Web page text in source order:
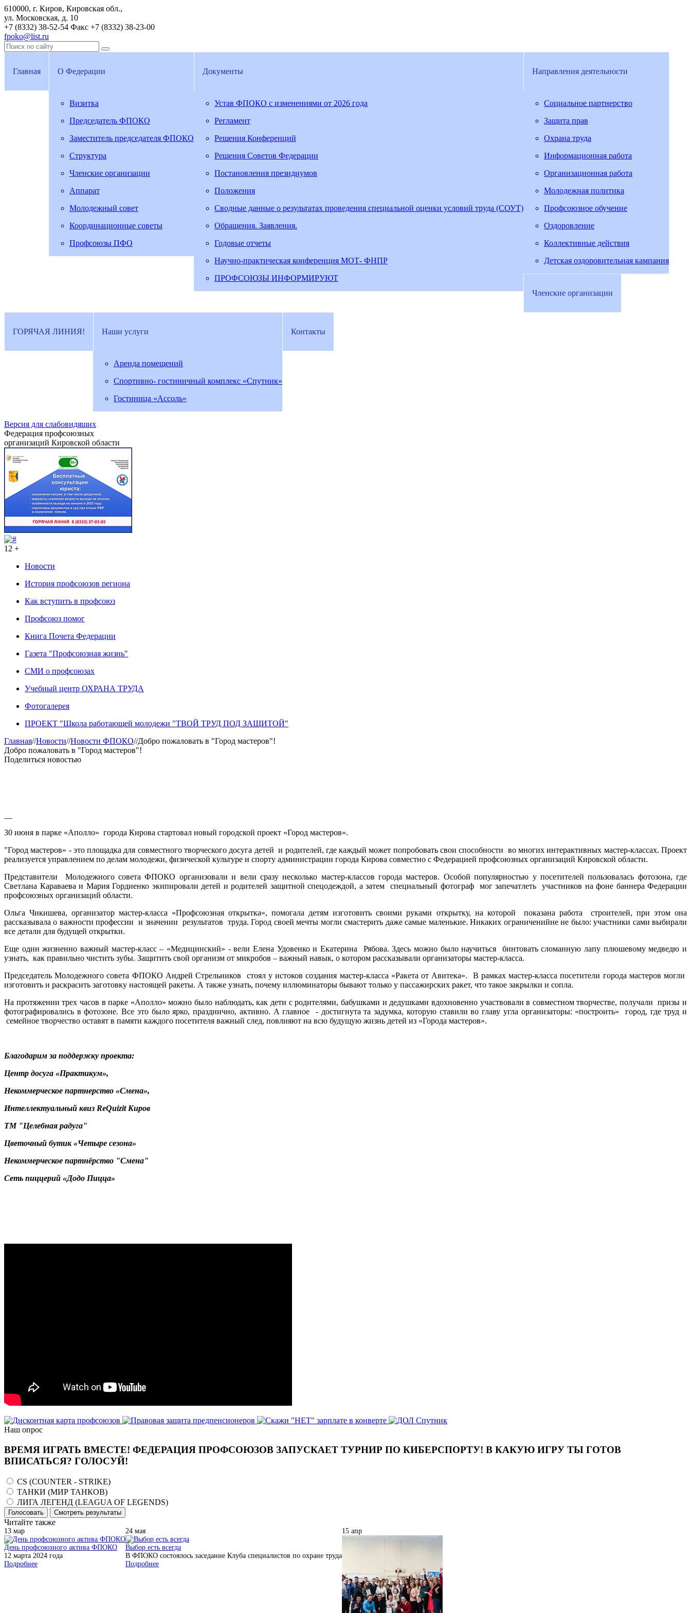
610000, г. Киров, Кировская обл.,
ул. Московская, д. 10
+7 (8332) 38-52-54 Факс +7 (8332) 38-23-00
fpoko@list.ru
Главная О Федерации
Визитка
Председатель ФПОКО
Заместитель председателя ФПОКО
Структура
Членские организации
Аппарат
Молодежный совет
Координационные советы
Профсоюзы ПФО
Документы
Устав ФПОКО с изменениями от 2026 года
Регламент
Решения Конференций
Решения Советов Федерации
Постановления президиумов
Положения
Сводные данные о результатах проведения специальной оценки условий труда (СОУТ)
Обращения. Заявления.
Годовые отчеты
Научно-практическая конференция МОТ- ФНПР
ПРОФСОЮЗЫ ИНФОРМИРУЮТ
Направления деятельности
Социальное партнерство
Защита прав
Охрана труда
Информационная работа
Организационная работа
Молодежная политика
Профсоюзное обучение
Оздоровление
Коллективные действия
Детская оздоровительная кампания
Членские организации
ГОРЯЧАЯ ЛИНИЯ! Наши услуги
Аренда помещений
Спортивно- гостиничный комплекс «Спутник»
Гостиница «Ассоль»
Контакты
Версия для слабовидящих
Федерация профсоюзных
организаций Кировской области
12 +
Новости
История профсоюзов региона
Как вступить в профсоюз
Профсоюз помог
Книга Почета Федерации
Газета "Профсоюзная жизнь"
СМИ о профсоюзах
Учебный центр ОХРАНА ТРУДА
Фотогалерея
ПРОЕКТ "Школа работающей молодежи "ТВОЙ ТРУД ПОД ЗАЩИТОЙ"
Главная//Новости//Новости ФПОКО//Добро пожаловать в "Город мастеров"!
Добро пожаловать в "Город мастеров"!
Поделиться новостью
30 июня в парке «Аполло» города Кирова стартовал новый городской проект «Город мастеров».
"Город мастеров» - это площадка для совместного творческого досуга детей и родителей, где каждый может попробовать свои способности во многих интерактивных мастер-классах. Проект
реализуется управлением по делам молодежи, физической культуре и спорту администрации города Кирова совместно с Федерацией профсоюзных организаций Кировской области.
Представители Молодежного совета ФПОКО организовали и вели сразу несколько мастер-классов города мастеров. Особой популярностью у посетителей пользовалась фотозона, где
Светлана Караваева и Мария Гордиенко экипировали детей и родителей защитной спецодеждой, а затем специальный фотограф мог запечатлеть участников на фоне баннера Федерации
профсоюзных организаций области.
Ольга Чикишева, организатор мастер-класса «Профсоюзная открытка», помогала детям изготовить своими руками открытку, на которой показана работа строителей, при этом она
рассказывала о важности профессии и значении результатов труда. Город своей мечты могли смастерить даже самые маленькие. Никаких ограниченийне не было: участники сами выбирали
все детали для будущей открытки.
Еще один жизненно важный мастер-класс – «Медицинский» - вели Елена Удовенко и Екатерина Рябова. Здесь можно было научиться бинтовать сломанную лапу плюшевому медведю и
узнать, как правильно чистить зубы. Защитить свой организм от микробов – важный навык, о котором рассказывали организаторы мастер-класса.
Председатель Молодежного совета ФПОКО Андрей Стрельников стоял у истоков создания мастер-класса «Ракета от Авитека». В рамках мастер-класса посетители города мастеров могли
изготовить и раскрасить заготовку настоящей ракеты. А также узнать, почему иллюминаторы бывают только у пассажирских ракет, что такое закрылки и сопла.
На протяжении трех часов в парке «Аполло» можно было наблюдать, как дети с родителями, бабушками и дедушками вдохновенно участвовали в совместном творчестве, получали призы и
фотографировались в фотозоне. Все это было ярко, празднично, активно. А главное - достигнута та задумка, которую ставили во главу угла организаторы: «построить» город, где труд и
семейное творчество оставят в памяти каждого посетителя важный след, повлияют на всю будущую жизнь детей из «Города мастеров».
Благодарим за поддержку проекта:
Центр досуга «Практикум»,
Некоммерческое партнерство «Смена»,
Интеллектуальный квиз ReQuizit Киров
ТМ "Целебная радуга"
Цветочный бутик «Четыре сезона»
Некоммерческое партнёрство "Смена"
Сеть пиццерий «Додо Пицца»
Наш опрос
ВРЕМЯ ИГРАТЬ ВМЕСТЕ! ФЕДЕРАЦИЯ ПРОФСОЮЗОВ ЗАПУСКАЕТ ТУРНИР ПО КИБЕРСПОРТУ! В КАКУЮ ИГРУ ТЫ ГОТОВ
ВПИСАТЬСЯ? ГОЛОСУЙ!
CS (COUNTER - STRIKE)
ТАНКИ (МИР ТАНКОВ)
ЛИГА ЛЕГЕНД (LEAGUA OF LEGENDS)
Голосовать Смотреть результаты
Читайте также
13 мар
День профсоюзного актива ФПОКО
12 марта 2024 года
Подробнее
24 мая
Выбор есть всегда
В ФПОКО состоялось заседание Клуба специалистов по охране труда
Подробнее
15 апр